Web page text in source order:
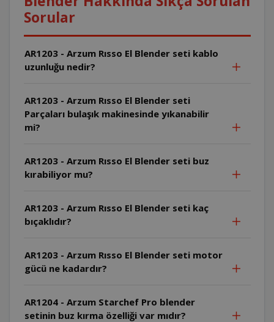
Sorular
AR1203 - Arzum Rısso El Blender seti kablo
uzunluğu nedir?
AR1203 - Arzum Rısso El Blender seti
Parçaları bulaşık makinesinde yıkanabilir
mi?
AR1203 - Arzum Rısso El Blender seti buz
kırabiliyor mu?
AR1203 - Arzum Rısso El Blender seti kaç
bıçaklıdır?
AR1203 - Arzum Rısso El Blender seti motor
gücü ne kadardır?
AR1204 - Arzum Starchef Pro blender
setinin buz kırma özelliği var mıdır?